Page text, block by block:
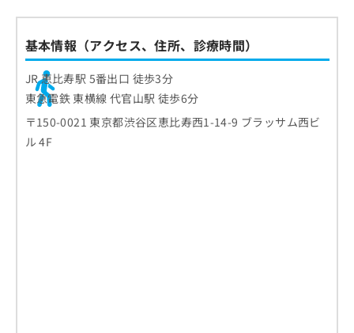
基本情報（アクセス、住所、診療時間）
JR 恵比寿駅 5番出口 徒歩3分
東急電鉄 東横線 代官山駅 徒歩6分
〒150-0021 東京都渋谷区恵比寿西1-14-9 ブラッサム西ビ
ル 4F